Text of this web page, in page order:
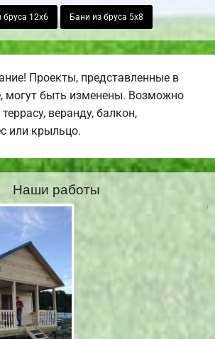
бруса 12х6 Бани из бруса 5х8
Проекты, представленные в
могут быть изменены. Возможно
веранду, балкон,
или крыльцо.
Наши работы